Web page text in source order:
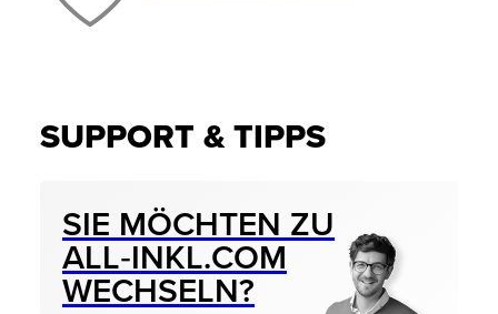
SUPPORT & TIPPS
SIE MÖCHTEN ZU
ALL‑INKL.COM
WECHSELN?